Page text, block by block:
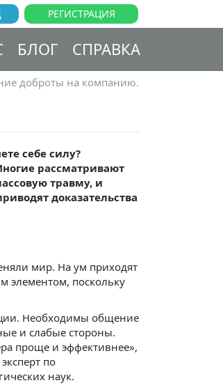
РЕГИСТРАЦИЯ
БЛОГ СПРАВКА
доброты на компанию.
себе силу?
рассматривают
травму, и
доказательства
мир. На ум приходят
элементом, поскольку
Необходимы общение
и слабые стороны.
проще и эффективнее»,
по
наук.